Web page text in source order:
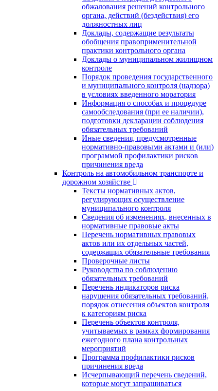
обжалования решений контрольного
органа, действий (бездействия) его
должностных лиц
Доклады, содержащие результаты
обобщения правоприменительной
практики контрольного органа
Доклады о муниципальном жилищном
контроле
Порядок проведения государственного
и муниципального контроля (надзора)
в условиях введенного моратория
Информация о способах и процедуре
самообследования (при ее наличии),
подготовки декларации соблюдения
обязательных требований
Иные сведения, предусмотренные
нормативно-правовыми актами и (или)
программой профилактики рисков
причинения вреда
Контроль на автомобильном транспорте и
дорожном хозяйстве
Тексты нормативных актов,
регулирующих осуществление
муниципального контроля
Сведения об изменениях, внесенных в
нормативные правовые акты
Перечень нормативных правовых
актов или их отдельных частей,
содержащих обязательные требования
Проверочные листы
Руководства по соблюдению
обязательных требований
Перечень индикаторов риска
нарушения обязательных требований,
порядок отнесения объектов контроля
к категориям риска
Перечень объектов контроля,
учитываемых в рамках формирования
ежегодного плана контрольных
мероприятий
Программа профилактики рисков
причинения вреда
Исчерпывающий перечень сведений,
которые могут запрашиваться